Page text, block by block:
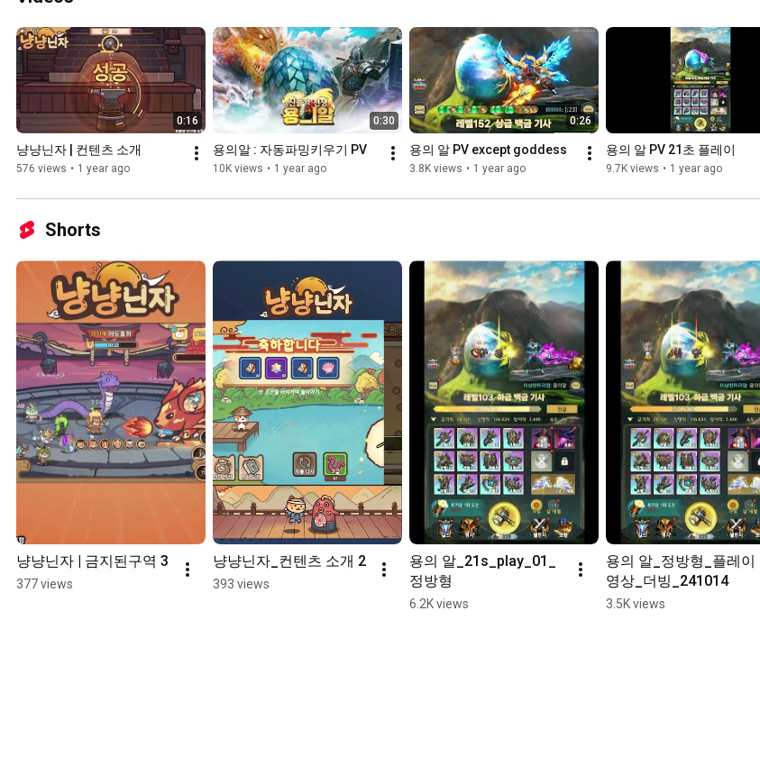
◆ 냥냥닌자 공식 채널 ◆
- 공식 라운지 : https://game.naver.com/lounge/ninjaca...
- 고객센터 : https://handygame.oqupie.com/portal/2458
- 고객센터 이메일 : support@handygame.oqupie.com
#냥냥닌자 #방치형rpg
0:16
냥냥닌자 | 컨텐츠 소개
576 views • 1 year ago
0:30
용의알 : 자동파밍키우기 PV
10K views • 1 year ago
0:26
용의 알 PV except goddess
3.8K views • 1 year ago
용의 알 PV 21초 플레이
9.7K views • 1 year ago
Shorts
냥냥닌자 | 금지된구역 3
377 views
냥냥닌자_컨텐츠 소개 2
393 views
용의 알_21s_play_01_
정방형
6.2K views
용의 알_정방형_플레이
영상_더빙_241014
3.5K views